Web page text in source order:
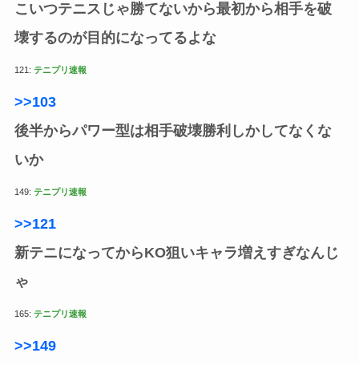
こいつテニスじゃ勝てないから最初から相手を破
壊するのが目的になってるよな
121: テニプリ速報
>>103
後半からパワー型は相手破壊勝利しかしてなくな
いか
149: テニプリ速報
>>121
新テニになってからKO狙いキャラ増えすぎなんじ
ゃ
165: テニプリ速報
>>149